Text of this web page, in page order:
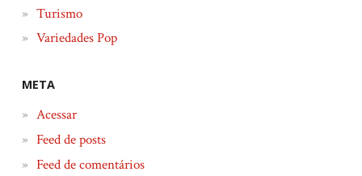
Turismo
Variedades Pop
META
Acessar
Feed de posts
Feed de comentários